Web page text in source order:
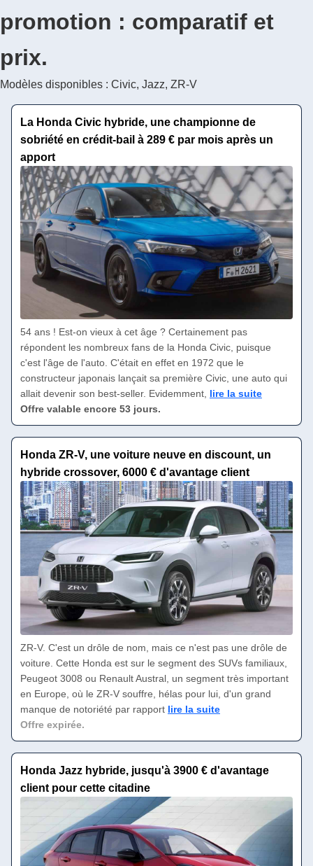
promotion : comparatif et
prix.
Modèles disponibles : Civic, Jazz, ZR-V
La Honda Civic hybride, une championne de
sobriété en crédit-bail à 289 € par mois après un
apport
54 ans ! Est-on vieux à cet âge ? Certainement pas
répondent les nombreux fans de la Honda Civic, puisque
c'est l'âge de l'auto. C'était en effet en 1972 que le
constructeur japonais lançait sa première Civic, une auto qui
allait devenir son best-seller. Evidemment, lire la suite
Offre valable encore 53 jours.
Honda ZR-V, une voiture neuve en discount, un
hybride crossover, 6000 € d'avantage client
ZR-V. C'est un drôle de nom, mais ce n'est pas une drôle de
voiture. Cette Honda est sur le segment des SUVs familiaux,
Peugeot 3008 ou Renault Austral, un segment très important
en Europe, où le ZR-V souffre, hélas pour lui, d'un grand
manque de notoriété par rapport lire la suite
Offre expirée.
Honda Jazz hybride, jusqu'à 3900 € d'avantage
client pour cette citadine